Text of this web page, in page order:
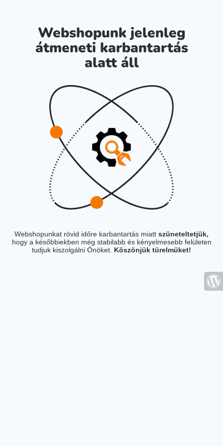
Webshopunk jelenleg
átmeneti karbantartás
alatt áll
Webshopunkat rövid időre karbantartás miatt szüneteltetjük,
hogy a későbbiekben még stabilabb és kényelmesebb felületen
tudjuk kiszolgálni Önöket. Köszönjük türelmüket!